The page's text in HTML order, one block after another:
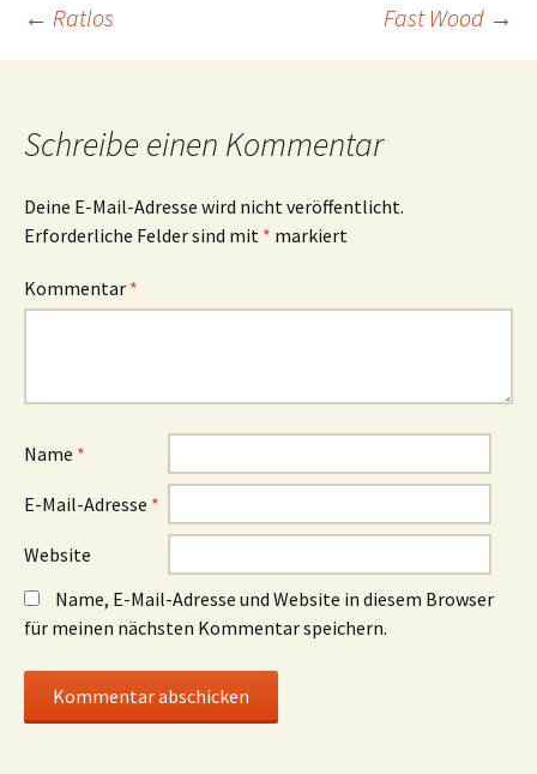
Beitrags-
← Ratlos Fast Wood →
Schreibe einen Kommentar
Deine E-Mail-Adresse wird nicht veröffentlicht.
Erforderliche Felder sind mit * markiert
Kommentar *
Name *
E-Mail-Adresse *
Website
Name, E-Mail-Adresse und Website in diesem Browser
für meinen nächsten Kommentar speichern.